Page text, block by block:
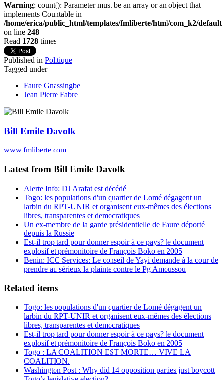
Warning: count(): Parameter must be an array or an object that
implements Countable in
/home/erica/public_html/templates/fmliberte/html/com_k2/
on line 248
Read 1728 times
Published in Politique
Tagged under
Faure Gnassingbe
Jean Pierre Fabre
Bill Emile Davolk
www.fmliberte.com
Latest from Bill Emile Davolk
Alerte Info: DJ Arafat est décédé
Togo: les populations d'un quartier de Lomé dégagent un
larbin du RPT-UNIR et organisent eux-mêmes des élections
libres, transparentes et democratiques
Un ex-membre de la garde présidentielle de Faure déporté
depuis la Russie
Est-il trop tard pour donner espoir à ce pays? le document
explosif et prémonitoire de François Boko en 2005
Benin: ICC Services: Le conseil de Yayi demande à la cour de
prendre au sérieux la plainte contre le Pg Amoussou
Related items
Togo: les populations d'un quartier de Lomé dégagent un
larbin du RPT-UNIR et organisent eux-mêmes des élections
libres, transparentes et democratiques
Est-il trop tard pour donner espoir à ce pays? le document
explosif et prémonitoire de François Boko en 2005
Togo : LA COALITION EST MORTE… VIVE LA
COALITION.
Washington Post : Why did 14 opposition parties just boycott